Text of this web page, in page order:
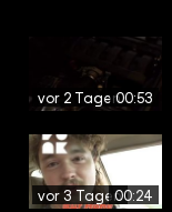
vor 2 Tagen00:53
vor 3 Tagen00:24